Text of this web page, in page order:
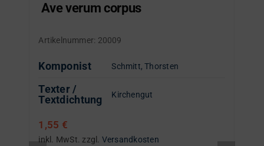
Ave verum corpus
Artikelnummer: 20009
Komponist Schmitt, Thorsten
Texter /
Textdichtung
Kirchengut
1,55 €
inkl. MwSt. zzgl. Versandkosten